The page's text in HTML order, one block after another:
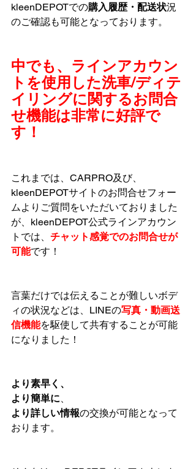
kleenDEPOTでの購入履歴・配送状況
のご確認も可能となっております。
中でも、ラインアカウン
トを使用した洗車/ディテ
イリングに関するお問合
せ機能は非常に好評で
す！
これまでは、CARPRO及び、
kleenDEPOTサイトのお問合せフォー
ムよりご質問をいただいておりました
が、kleenDEPOT公式ラインアカウン
トでは、 チャット感覚でのお問合せが
可能です！
言葉だけでは伝えることが難しいボデ
ィの状況などは、LINEの写真・動画送
信機能を駆使して共有することが可能
になりました！
より素早く、
より簡単に、
より詳しい情報の交換が可能となって
おります。